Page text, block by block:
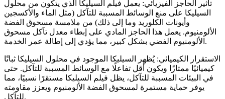
تأثير الحاجز الفيزيائي: يعمل فيلم السيليكا الذي يتكون من محلول
السيليكا على منع الوسائط المسببة للتآكل (مثل الماء والأكسجين
وأيونات الكلوريد وما إلى ذلك) من ملامسة مسحوق الفضة
الألومنيوم. يعمل هذا الحاجز المادي على إبطاء معدل تآكل مسحوق
الألومنيوم الفضي بشكل كبير، مما يؤدي إلى إطالة عمر الخدمة.
الاستقرار الكيميائي: يُظهر السيليكا الموجود في محلول السيليكا ثباتًا
كيميائيًا ممتازًا ويكون أقل تفاعلًا مع الوسائط المسببة للتآكل. حتى
في البيئات المسببة للتآكل، يظل فيلم السيليكا مستقرًا نسبيًا، مما
يوفر حماية مستمرة لمسحوق الفضة الألومنيوم ويعزز مقاومته
للتآكل.